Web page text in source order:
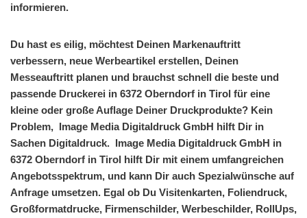
informieren.
Du hast es eilig, möchtest Deinen Markenauftritt
verbessern, neue Werbeartikel erstellen, Deinen
Messeauftritt planen und brauchst schnell die beste und
passende Druckerei in 6372 Oberndorf in Tirol für eine
kleine oder große Auflage Deiner Druckprodukte? Kein
Problem, Image Media Digitaldruck GmbH hilft Dir in
Sachen Digitaldruck. Image Media Digitaldruck GmbH in
6372 Oberndorf in Tirol hilft Dir mit einem umfangreichen
Angebotsspektrum, und kann Dir auch Spezialwünsche auf
Anfrage umsetzen. Egal ob Du Visitenkarten, Foliendruck,
Großformatdrucke, Firmenschilder, Werbeschilder, RollUps,